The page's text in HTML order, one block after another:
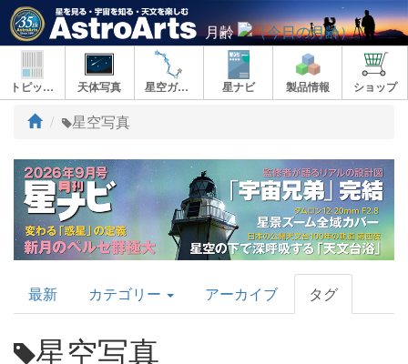
月齢
トピックス 天体写真 星空ガイド 星ナビ 製品情報 ショップ
ト
プ
星空写真
AstroArts
Topics
最新 カテゴリー アーカイブ タグ
星空写真